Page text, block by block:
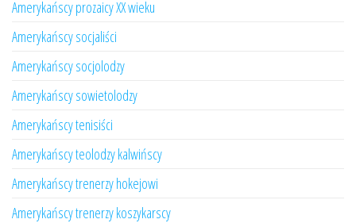
Amerykańscy prozaicy XX wieku
Amerykańscy socjaliści
Amerykańscy socjolodzy
Amerykańscy sowietolodzy
Amerykańscy tenisiści
Amerykańscy teolodzy kalwińscy
Amerykańscy trenerzy hokejowi
Amerykańscy trenerzy koszykarscy